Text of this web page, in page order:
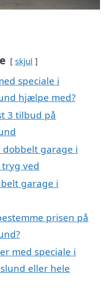
skjul
speciale i
hjælpe med?
3 tilbud på
dobbelt garage i
ved
garage i
prisen på
med speciale i
eller hele